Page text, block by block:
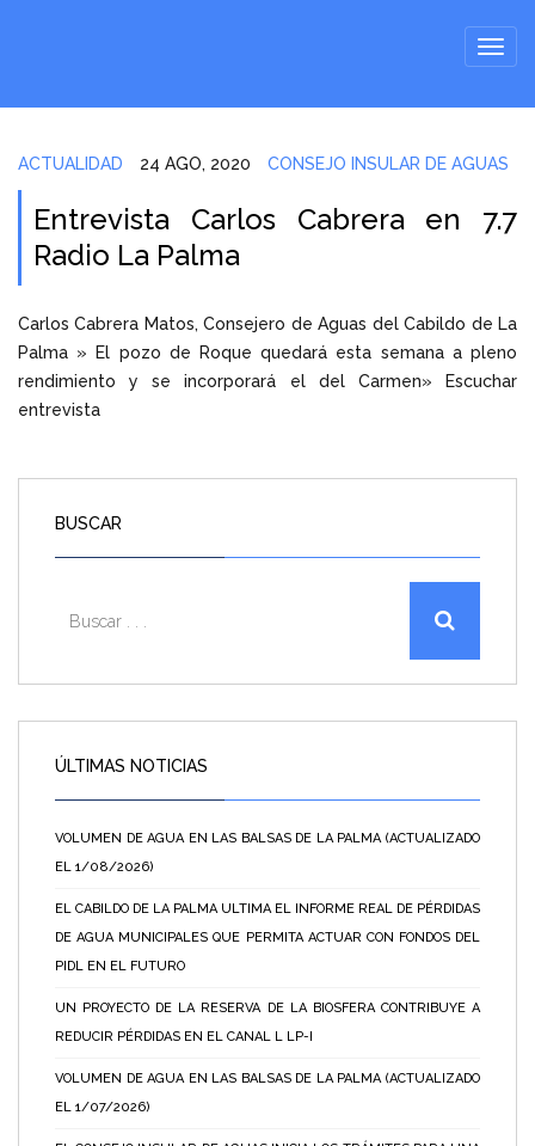
ACTUALIDAD 24 AGO, 2020 CONSEJO INSULAR DE AGUAS
Entrevista Carlos Cabrera en 7.7
Radio La Palma
Carlos Cabrera Matos, Consejero de Aguas del Cabildo de La
Palma » El pozo de Roque quedará esta semana a pleno
rendimiento y se incorporará el del Carmen» Escuchar
entrevista
BUSCAR
ÚLTIMAS NOTICIAS
VOLUMEN DE AGUA EN LAS BALSAS DE LA PALMA (ACTUALIZADO
EL 1/08/2026)
EL CABILDO DE LA PALMA ULTIMA EL INFORME REAL DE PÉRDIDAS
DE AGUA MUNICIPALES QUE PERMITA ACTUAR CON FONDOS DEL
PIDL EN EL FUTURO
UN PROYECTO DE LA RESERVA DE LA BIOSFERA CONTRIBUYE A
REDUCIR PÉRDIDAS EN EL CANAL L LP-I
VOLUMEN DE AGUA EN LAS BALSAS DE LA PALMA (ACTUALIZADO
EL 1/07/2026)